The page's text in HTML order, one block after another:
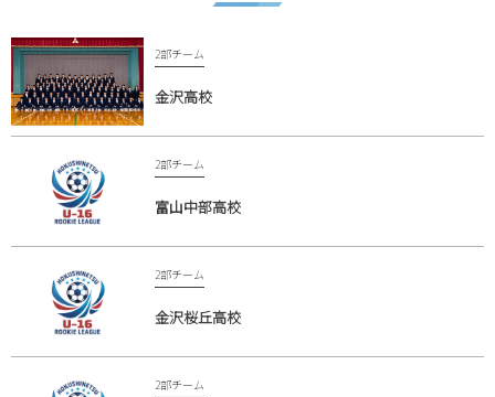
2部チーム
金沢高校
2部チーム
富山中部高校
2部チーム
金沢桜丘高校
2部チーム